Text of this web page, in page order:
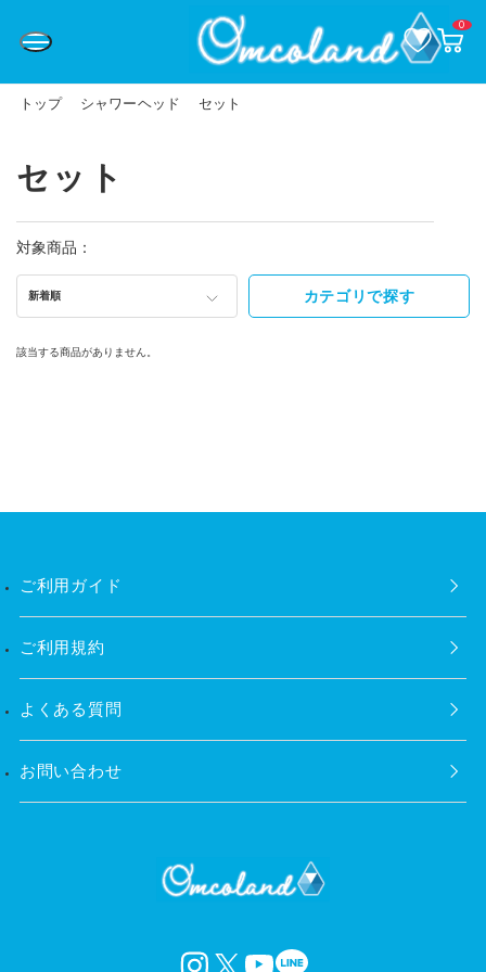
お
気
に
カ
0
トップ シャワーヘッド セット
セット
対象商品：
新着順 カテゴリで探す
該当する商品がありません。
ご利用ガイド
ご利用規約
よくある質問
お問い合わせ
instagram
X YouTubeLINE